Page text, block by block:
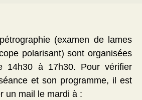
(examen de lames
polarisant) sont organisées
14h30 à 17h30. Pour vérifier
séance et son programme, il est
un mail le mardi à :